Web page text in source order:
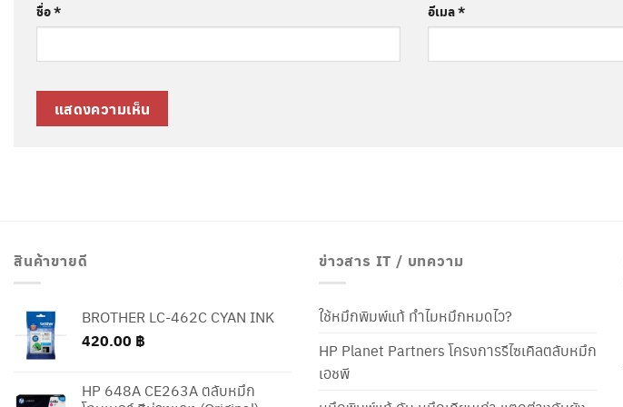
ชื่อ* อีเมล*
สินค้าขายดี
BROTHER LC-462C CYAN INK
420.00 ฿
HP 648A CE263A ตลับหมึก
ข่าวสาร IT / บทความ
ใช้หมึกพิมพ์แท้ ทำไมหมึกหมดไว?
HP Planet Partners โครงการรีไซเคิลตลับหมึก
เอชพี